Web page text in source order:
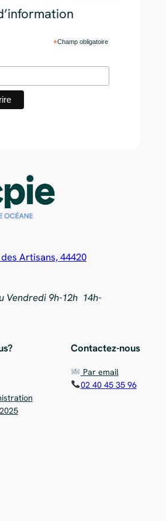
*Champ obligatoire
Artisans, 44420
Vendredi 9h-12h 14h-
Contactez-nous
Par email
02 40 45 35 96